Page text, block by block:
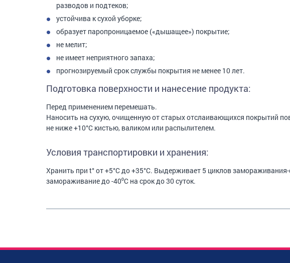
разводов и подтеков;
устойчива к сухой уборке;
образует паропроницаемое («дышащее») покрытие;
не мелит;
не имеет неприятного запаха;
прогнозируемый срок службы покрытия не менее 10 лет.
Подготовка поверхности и нанесение продукта:
Перед применением перемешать.
Наносить на сухую, очищенную от старых отслаивающихся покрытий
не ниже +10°С кистью, валиком или распылителем.
Условия транспортировки и хранения:
Хранить при t° от +5°С до +35°С. Выдерживает 5 циклов
замораживание до -40⁰С на срок до 30 суток.